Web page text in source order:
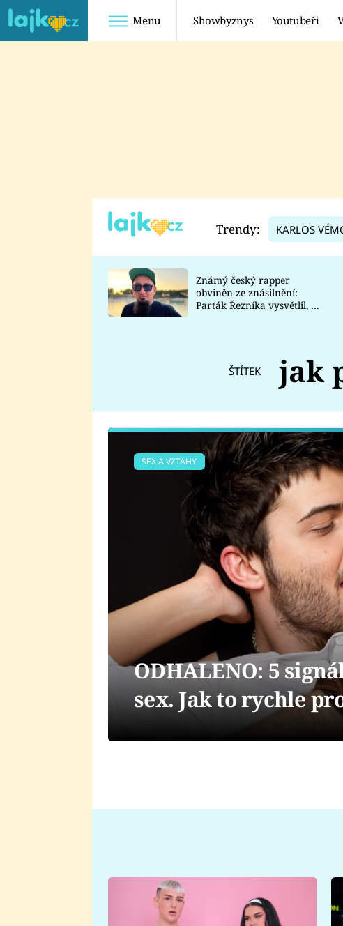
Menu Showbyznys Youtubeři
TADEÁŠ KUBĚNKA
DATEL
Trendy: KARLOS
Známý český rapper
obviněn ze znásilnění:
Parťák Řezníka vysvětlil, co
ŠTÍTEK jak
SEX A VZTAHY
ODHALENO: 5
sex. Jak to rychle